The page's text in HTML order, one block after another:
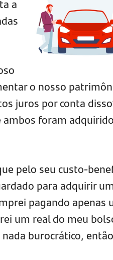
a
o nosso
juros por conta
foram
pelo seu custo-
para adquirir
pagando apenas
um real do meu
burocrático,